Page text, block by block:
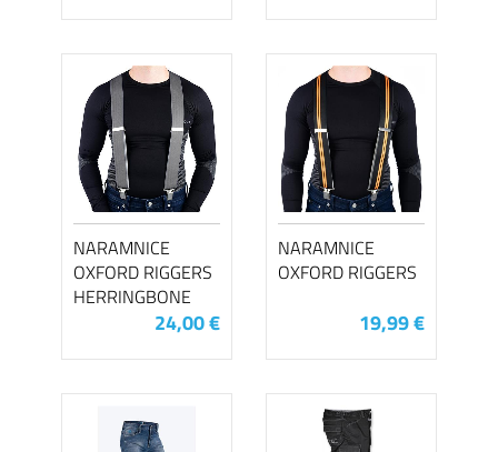
NARAMNICE
OXFORD RIGGERS
HERRINGBONE
24,00 €
NARAMNICE
OXFORD RIGGERS
19,99 €